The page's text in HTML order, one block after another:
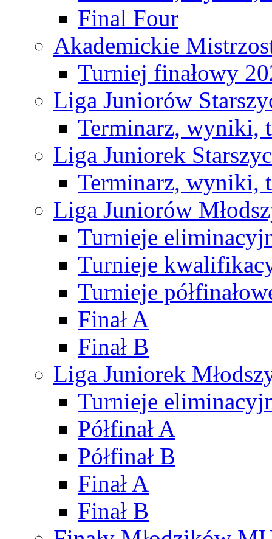
Final Four
Akademickie
Turniej finałowy
Liga Juniorów
Terminarz, wyniki,
Liga Juniorek
Terminarz, wyniki,
Liga Juniorów
Turnieje
Turnieje
Turnieje
Finał A
Finał B
Liga Juniorek
Turnieje
Półfinał A
Półfinał B
Finał A
Finał B